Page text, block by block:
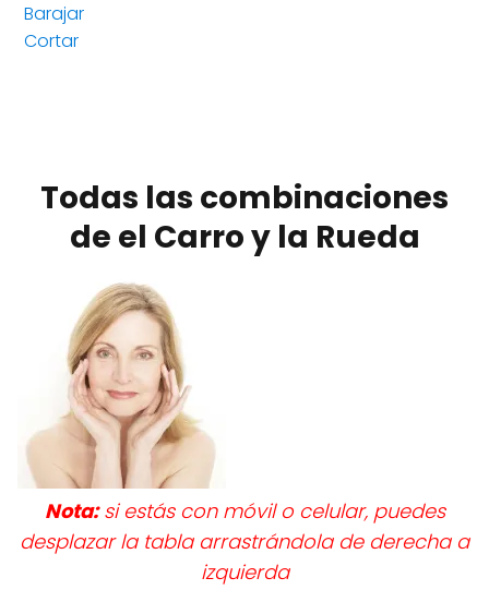
Barajar
Cortar
Todas las combinaciones
de el Carro y la Rueda
Nota:si estás con móvil o celular, puedes
desplazar la tabla arrastrándola de derecha a
izquierda